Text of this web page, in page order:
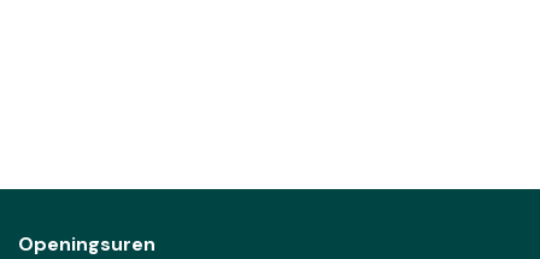
Openingsuren